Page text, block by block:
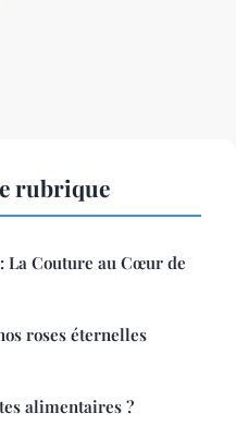
rubrique
La Couture au Cœur de
roses éternelles
alimentaires ?